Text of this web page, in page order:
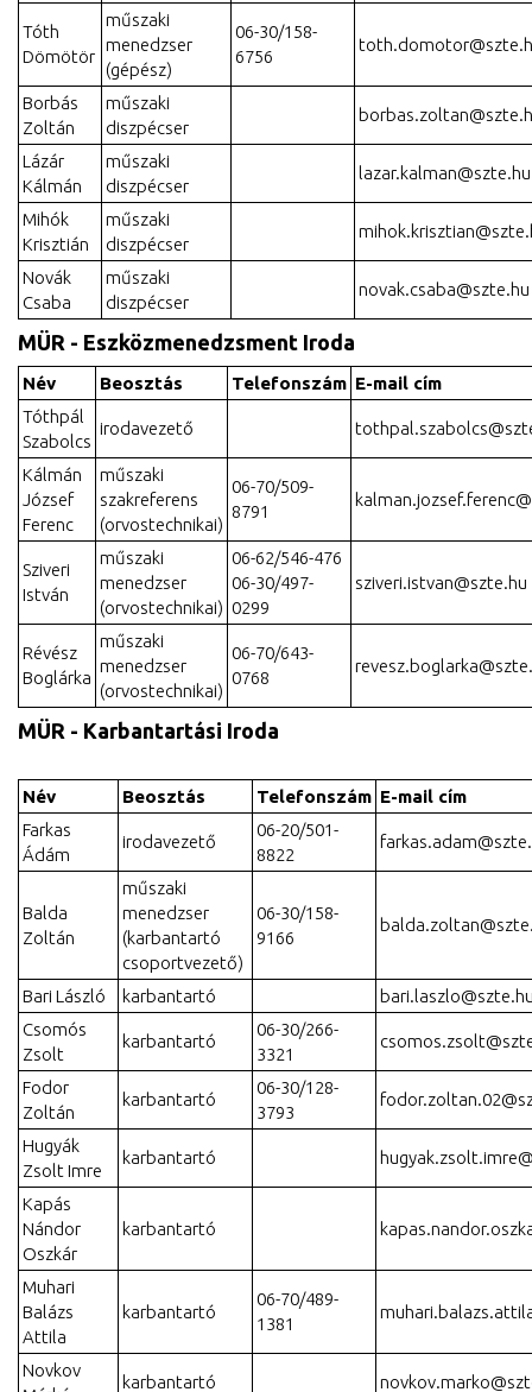
Tóth
Dömötör
műszaki
menedzser
(gépész)
06-30/158-
6756
Borbás
Zoltán
műszaki
diszpécser
Lázár
Kálmán
műszaki
diszpécser
lazar.kalman@szte.hu
Mihók
Krisztián
műszaki
diszpécser
Novák
Csaba
műszaki
diszpécser
novak.csaba@szte.hu
MÜR - Eszközmenedzsment Iroda
Név Beosztás Telefonszám E-mail cím
Tóthpál
Szabolcs
irodavezető
Kálmán
József
Ferenc
műszaki
szakreferens
(orvostechnikai)
06-70/509-
8791
Sziveri
István
műszaki
menedzser
(orvostechnikai)
06-62/546-476
06-30/497-
0299
sziveri.istvan@szte.hu
Révész
Boglárka
műszaki
menedzser
(orvostechnikai)
06-70/643-
0768
MÜR - Karbantartási Iroda
Név Beosztás Telefonszám E-mail cím
Farkas
Ádám
irodavezető
06-20/501-
8822
Balda
Zoltán
műszaki
menedzser
(karbantartó
csoportvezető)
06-30/158-
9166
Bari László karbantartó
Csomós
Zsolt
karbantartó
06-30/266-
3321
Fodor
Zoltán
karbantartó
06-30/128-
3793
Hugyák
Zsolt Imre
karbantartó
Kapás
Nándor
Oszkár
karbantartó
Muhari
Balázs
Attila
karbantartó
06-70/489-
1381
Novkov
karbantartó